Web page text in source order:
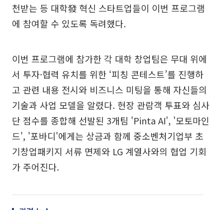
천받는 등 대학發 혁신 스타트업들이 이번 프로그램
에 참여할 수 있도록 독려했다.
이번 프로그램에 참가한 각 대학 창업팀은 무대 위에
서 투자·협력 유치를 위한 ‘피칭 콘테스트’를 진행하
고 관련 내용 전시와 비즈니스 미팅을 통해 자신들의
기술과 사업 모델을 알렸다. 현장 관람객 투표와 심사
단 점수를 종합해 선발된 3개팀 'Pinta AI', '모토마인
드', '포바디'에게는 상금과 함께 중소벤처기업부 초
기창업패키지 서류 면제와 LG 계열사와의 협업 기회
가 주어진다.